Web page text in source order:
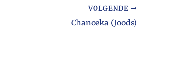
VOLGENDE
Chanoeka (Joods)